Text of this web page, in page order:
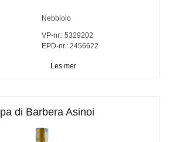
Nebbiolo
VP-nr.: 5329202
EPD-nr.: 2456622
Les mer
di Barbera Asinoi